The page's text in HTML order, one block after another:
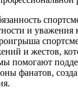
и
и жестов,
помогают
фанатов,